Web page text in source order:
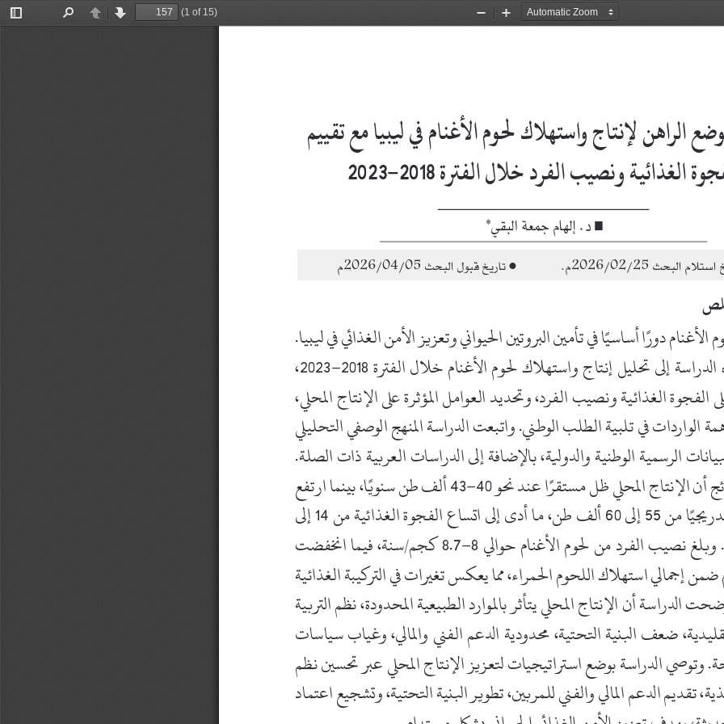
Toggle
PreviousNext
(1 of 15)
Zoom
Zoom
ا في تأمين البروتين الحيواني وتعزيز الأمن الغذائي في ليبيا. ا أساسيالأغنام دور
2023–2018
ا، بينما ارتفع ألف طن سنوي 43–40 ا عند نحو أن الإنتاج المحلي ظل مستقر
14 60 55 ا من
كجم/سنة، فيما انخفضت 8.7–8
2023–2018
* ■ د. إلهام جمعة البقي
م2026/04 /05 2026/02 /25